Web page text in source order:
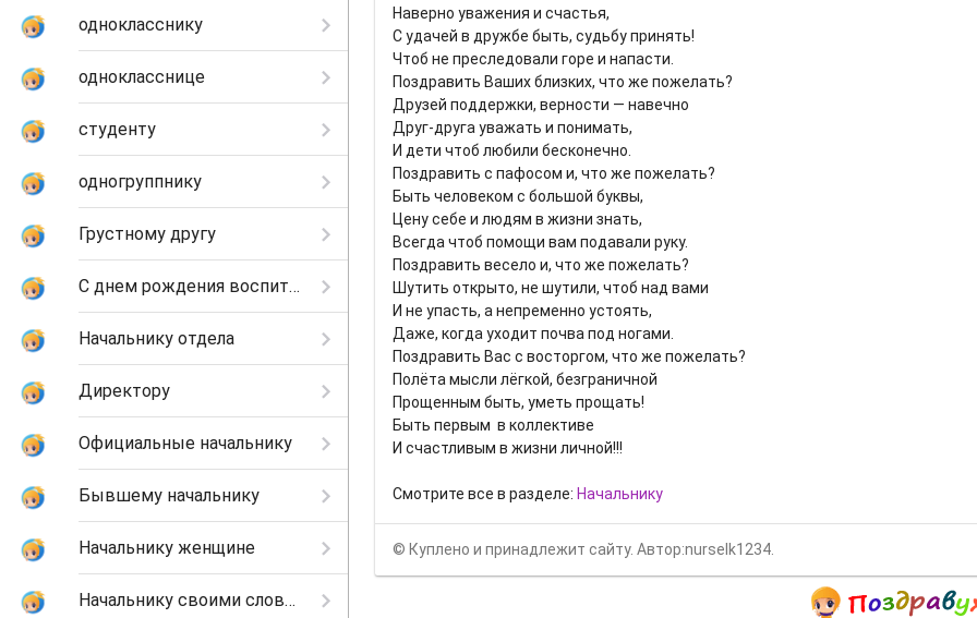
однокласснику
однокласснице
студенту
одногруппнику
Грустному другу
С днем рождения воспитателю
Начальнику отдела
Директору
Официальные начальнику
Бывшему начальнику
Начальнику женщине
Начальнику своими словами
Наверно уважения и счастья,
С удачей в дружбе быть, судьбу принять!
Чтоб не преследовали горе и напасти.
Поздравить Ваших близких, что же пожелать?
Друзей поддержки, верности — навечно
Друг-друга уважать и понимать,
И дети чтоб любили бесконечно.
Поздравить с пафосом и, что же пожелать?
Быть человеком с большой буквы,
Цену себе и людям в жизни знать,
Всегда чтоб помощи вам подавали руку.
Поздравить весело и, что же пожелать?
Шутить открыто, не шутили, чтоб над вами
И не упасть, а непременно устоять,
Даже, когда уходит почва под ногами.
Поздравить Вас с восторгом, что же пожелать?
Полёта мысли лёгкой, безграничной
Прощенным быть, уметь прощать!
Быть первым в коллективе
И счастливым в жизни личной!!!
Смотрите все в разделе: Начальнику
© Куплено и принадлежит сайту. Автор:nurselk1234.